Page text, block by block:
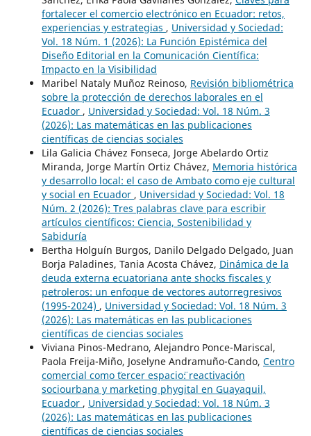
fortalecer el comercio electrónico en Ecuador: retos,
experiencias y estrategias , Universidad y Sociedad:
Vol. 18 Núm. 1 (2026): La Función Epistémica del
Diseño Editorial en la Comunicación Científica:
Impacto en la Visibilidad
Maribel Nataly Muñoz Reinoso, Revisión bibliométrica
sobre la protección de derechos laborales en el
Ecuador , Universidad y Sociedad: Vol. 18 Núm. 3
(2026): Las matemáticas en las publicaciones
científicas de ciencias sociales
Lila Galicia Chávez Fonseca, Jorge Abelardo Ortiz
Miranda, Jorge Martín Ortiz Chávez, Memoria histórica
y desarrollo local: el caso de Ambato como eje cultural
y social en Ecuador , Universidad y Sociedad: Vol. 18
Núm. 2 (2026): Tres palabras clave para escribir
artículos científicos: Ciencia, Sostenibilidad y
Sabiduría
Bertha Holguín Burgos, Danilo Delgado Delgado, Juan
Borja Paladines, Tania Acosta Chávez, Dinámica de la
deuda externa ecuatoriana ante shocks fiscales y
petroleros: un enfoque de vectores autorregresivos
(1995-2024) , Universidad y Sociedad: Vol. 18 Núm. 3
(2026): Las matemáticas en las publicaciones
científicas de ciencias sociales
Viviana Pinos-Medrano, Alejandro Ponce-Mariscal,
Paola Freija-Miño, Joselyne Andramuño-Cando, Centro
comercial como ¨tercer espacio¨: reactivación
sociourbana y marketing phygital en Guayaquil,
Ecuador , Universidad y Sociedad: Vol. 18 Núm. 3
(2026): Las matemáticas en las publicaciones
científicas de ciencias sociales